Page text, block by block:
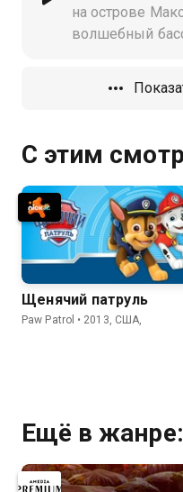
на острове
волшебный
С этим
Щенячий патруль
Paw Patrol • 2013, США,
Ещё в жанре: